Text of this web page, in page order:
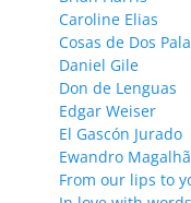
Caroline Elias
Cosas de Dos
Daniel Gile
Don de Lenguas
Edgar Weiser
El Gascón Jurado
Ewandro
From our lips to